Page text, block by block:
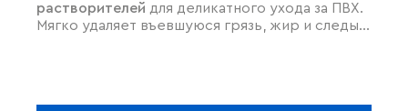
растворителей
Мягко удаляет въевшуюся грязь, жир и следы